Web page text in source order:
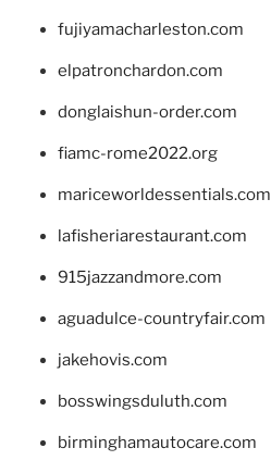
fujiyamacharleston.com
elpatronchardon.com
donglaishun-order.com
fiamc-rome2022.org
mariceworldessentials.com
lafisheriarestaurant.com
915jazzandmore.com
aguadulce-countryfair.com
jakehovis.com
bosswingsduluth.com
birminghamautocare.com